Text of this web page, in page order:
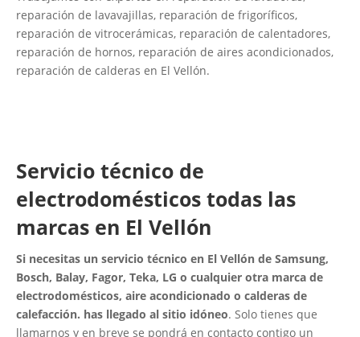
reparación de lavavajillas, reparación de frigoríficos,
reparación de vitrocerámicas, reparación de calentadores,
reparación de hornos, reparación de aires acondicionados,
reparación de calderas en El Vellón.
Servicio técnico de
electrodomésticos todas las
marcas en El Vellón
Si necesitas un servicio técnico en El Vellón de Samsung,
Bosch, Balay, Fagor, Teka, LG o cualquier otra marca de
electrodomésticos, aire acondicionado o calderas de
calefacción. has llegado al sitio idóneo. Solo tienes que
llamarnos y en breve se pondrá en contacto contigo un